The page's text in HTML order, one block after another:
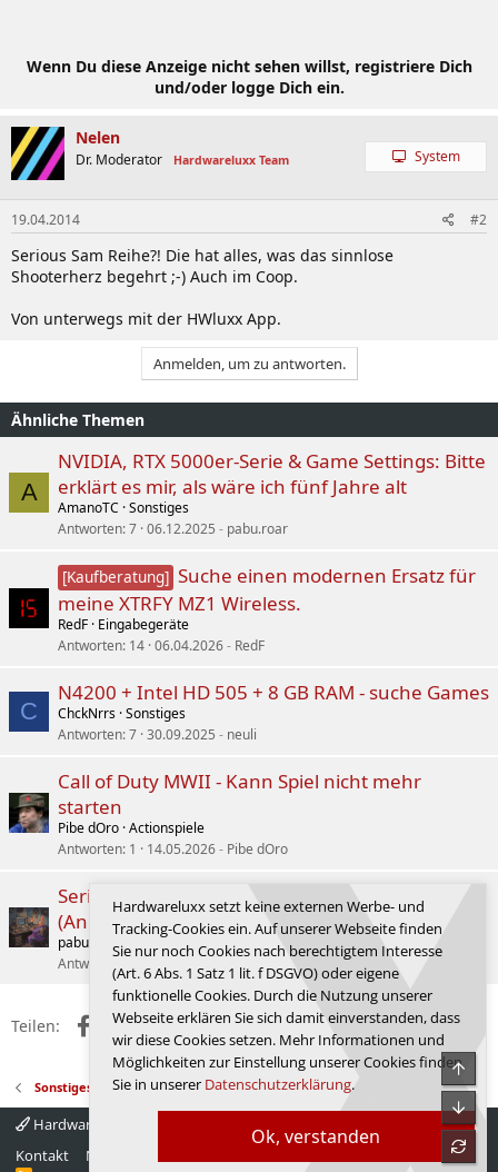
Wenn Du diese Anzeige nicht sehen willst, registriere Dich
und/oder logge Dich ein.
Nelen
Dr. Moderator Hardwareluxx Team System
19.04.2014 #2
Serious Sam Reihe?! Die hat alles, was das sinnlose
Shooterherz begehrt ;-) Auch im Coop.
Von unterwegs mit der HWluxx App.
Anmelden, um zu antworten.
Ähnliche Themen
A
NVIDIA, RTX 5000er-Serie & Game Settings: Bitte
erklärt es mir, als wäre ich fünf Jahre alt
AmanoTC Sonstiges
Antworten 7 06.12.2025 pabu.roar
[Kaufberatung] Suche einen modernen Ersatz für
meine XTRFY MZ1 Wireless.
RedF Eingabegeräte
Antworten 14 06.04.2026 RedF
C
N4200 + Intel HD 505 + 8 GB RAM - suche Games
ChckNrrs Sonstiges
Antworten 7 30.09.2025 neuli
Call of Duty MWII - Kann Spiel nicht mehr
starten
Pibe dOro Actionspiele
Antworten 1 14.05.2026 Pibe dOro
Serie: Alte Retro-Games in neuem Glanz
(Anleitung für Windows 11)
pabu.roar
NostalgiedeLuxx
Antworten
23.06.2026 shurik88
Teilen: FacebookX (Twitter)
RedditWhatsApp
E-MailLink
Sonstiges
Hardwareluxx 4.0
Kontakt
Nutzungsbedingungen Startseite
Ok, verstanden
Hardwareluxx setzt keine externen Werbe- und
Tracking-Cookies ein. Auf unserer Webseite finden
Sie nur noch Cookies nach berechtigtem Interesse
(Art. 6 Abs. 1 Satz 1 lit. f DSGVO) oder eigene
funktionelle Cookies. Durch die Nutzung unserer
Webseite erklären Sie sich damit einverstanden, dass
wir diese Cookies setzen. Mehr Informationen und
Möglichkeiten zur Einstellung unserer Cookies finden
Sie in unserer Datenschutzerklärung.